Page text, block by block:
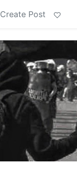
Create Post